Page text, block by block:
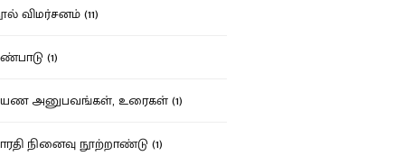
விமர்சனம் (11)
(1)
அனுபவங்கள், உரைகள் (1)
நினைவு நூற்றாண்டு (1)